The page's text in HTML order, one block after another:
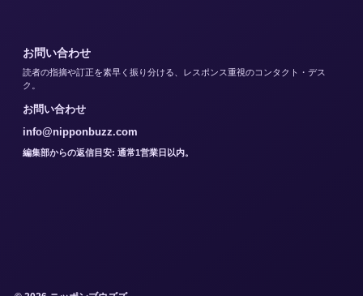
お問い合わせ
読者の指摘や訂正を素早く振り分ける、レスポンス重視のコンタクト・デス
ク。
お問い合わせ
info@nipponbuzz.com
編集部からの返信目安: 通常1営業日以内。